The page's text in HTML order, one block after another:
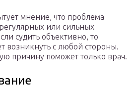
мнение, что проблема
или сильных
судить объективно, то
возникнуть с любой стороны.
причину поможет только врач.